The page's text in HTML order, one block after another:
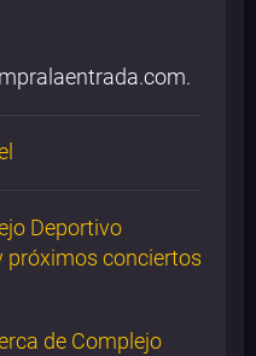
Deportivo
próximos conciertos
de Complejo